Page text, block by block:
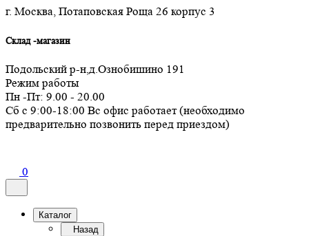
г. Москва, Потаповская Роща 26 корпус 3
Склад -магазин
Подольский р-н,д.Ознобишино 191
Режим работы
Пн -Пт: 9.00 - 20.00
Сб с 9:00-18:00 Вс офис работает (необходимо
предварительно позвонить перед приездом)
0
Каталог
Назад